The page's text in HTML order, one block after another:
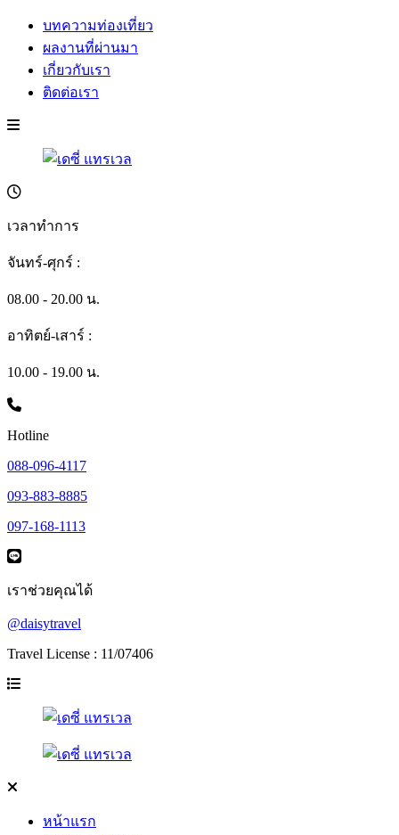
บทความท่องเที่ยว
ผลงานที่ผ่านมา
เกี่ยวกับเรา
ติดต่อเรา
เวลาทำการ
จันทร์-ศุกร์ :
08.00 - 20.00 น.
อาทิตย์-เสาร์ :
10.00 - 19.00 น.
Hotline
088-096-4117
093-883-8885
097-168-1113
เราช่วยคุณได้
@daisytravel
Travel License : 11/07406
หน้าแรก